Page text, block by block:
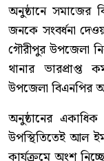
অনুষ্ঠানে সমাজের
জনকে সংবর্ধনা
গৌরীপুর উপজেলা
থানার ভারপ্রাপ্ত
উপজেলা বিএনপির
অনুষ্ঠানের
উপস্থিতিতেই আল